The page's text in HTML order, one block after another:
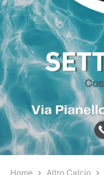
Home Altro Calcio